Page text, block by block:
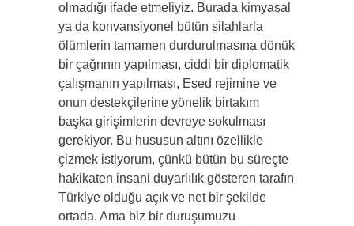
olmadığı ifade etmeliyiz. Burada kimyasal
ya da konvansiyonel bütün silahlarla
ölümlerin tamamen durdurulmasına dönük
bir çağrının yapılması, ciddi bir diplomatik
çalışmanın yapılması, Esed rejimine ve
onun destekçilerine yönelik birtakım
başka girişimlerin devreye sokulması
gerekiyor. Bu hususun altını özellikle
çizmek istiyorum, çünkü bütün bu süreçte
hakikaten insani duyarlılık gösteren tarafın
Türkiye olduğu açık ve net bir şekilde
ortada. Ama biz bir duruşumuzu